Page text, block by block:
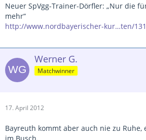
Neuer SpVgg-Trainer-Dörfler: „Nur die
mehr“
http://www.nordbayerischer-kur…ten/
Werner G.
Matchwinner
17. April 2012
Bayreuth kommt aber auch nie zu Ruhe,
im Busch.